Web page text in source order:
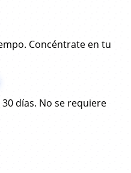
o plugin; simplemente
Timing
Concéntrate en tu
días. No se requiere